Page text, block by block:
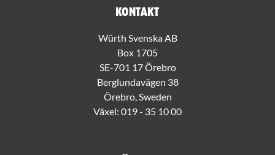
Kontakt
Würth Svenska AB
Box 1705
SE-701 17 Örebro
Berglundavägen 38
Örebro, Sweden
Växel: 019 - 35 10 00